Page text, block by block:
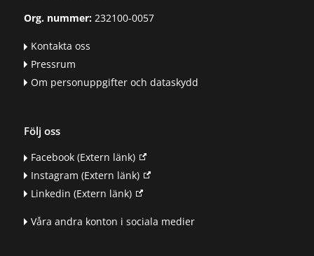
Org. nummer:232100-0057
Kontakta oss
Pressrum
Om personuppgifter och dataskydd
Följ oss
Facebook(Extern länk)
Instagram (Extern länk)
Linkedin (Extern länk)
Våra andra konton i sociala medier